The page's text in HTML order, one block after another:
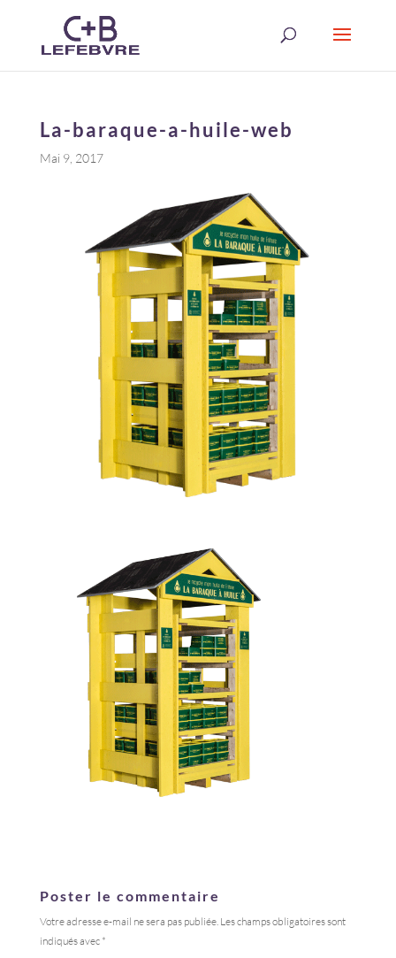
La-baraque-a-huile-web
Mai 9, 2017
Poster le commentaire
Votre adresse e-mail ne sera pas publiée. Les champs obligatoires sont
indiqués avec *